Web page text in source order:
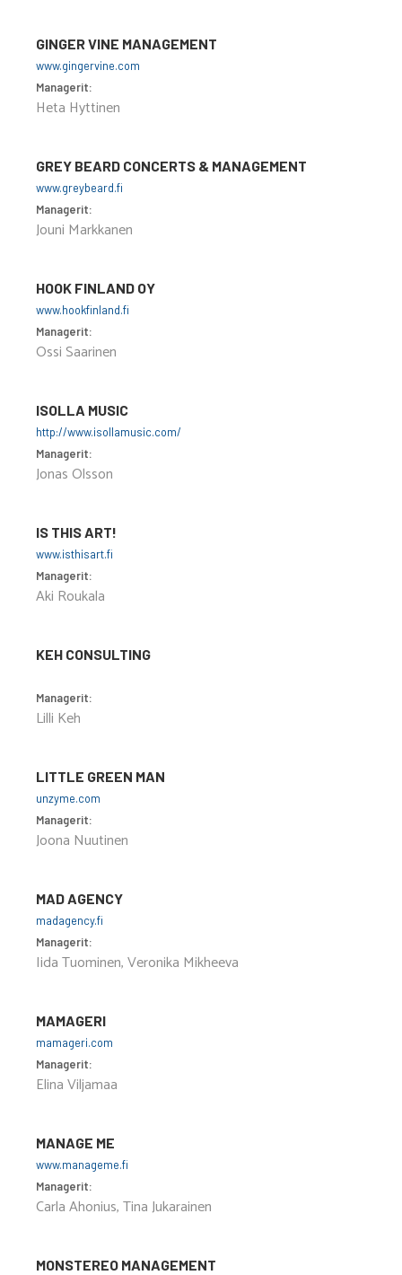
GINGER VINE MANAGEMENT
www.gingervine.com
Managerit:
Heta Hyttinen
GREY BEARD CONCERTS & MANAGEMENT
www.greybeard.fi
Managerit:
Jouni Markkanen
HOOK FINLAND OY
www.hookfinland.fi
Managerit:
Ossi Saarinen
ISOLLA MUSIC
http://www.isollamusic.com/
Managerit:
Jonas Olsson
IS THIS ART!
www.isthisart.fi
Managerit:
Aki Roukala
KEH CONSULTING
Managerit:
Lilli Keh
LITTLE GREEN MAN
unzyme.com
Managerit:
Joona Nuutinen
MAD AGENCY
madagency.fi
Managerit:
Iida Tuominen, Veronika Mikheeva
MAMAGERI
mamageri.com
Managerit:
Elina Viljamaa
MANAGE ME
www.manageme.fi
Managerit:
Carla Ahonius, Tina Jukarainen
MONSTEREO MANAGEMENT